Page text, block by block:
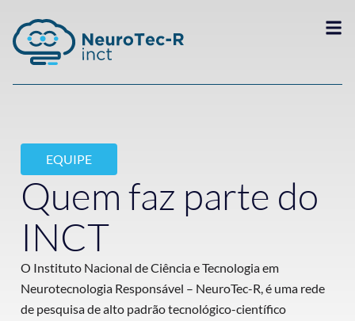
EQUIPE
Quem faz parte do
INCT
O Instituto Nacional de Ciência e Tecnologia em
Neurotecnologia Responsável – NeuroTec-R, é uma rede
de pesquisa de alto padrão tecnológico-científico